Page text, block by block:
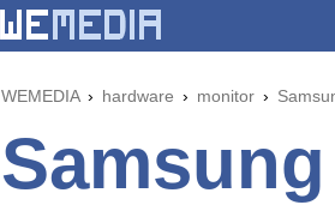
WEMEDIA hardware monitor